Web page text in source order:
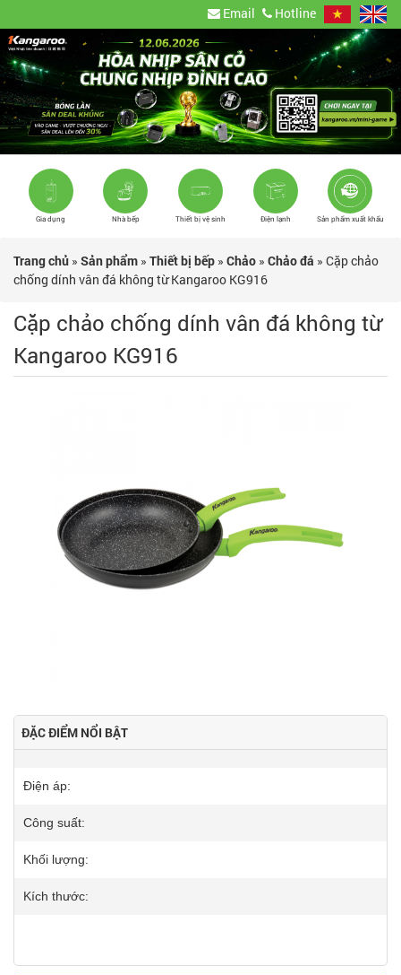
Email Hotline
Gia dụng Nhà bếp Thiết bị vệ sinh Điện lạnh Sản phẩm xuất khẩu
Trang chủ » Sản phẩm » Thiết bị bếp » Chảo » Chảo đá » Cặp chảo
chống dính vân đá không từ Kangaroo KG916
Cặp chảo chống dính vân đá không từ
Kangaroo KG916
ĐẶC ĐIỂM NỔI BẬT
Điện áp:
Công suất:
Khối lượng:
Kích thước: